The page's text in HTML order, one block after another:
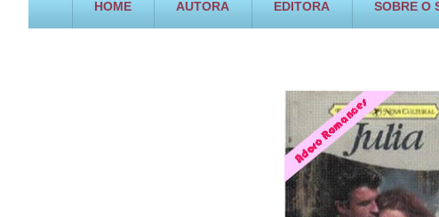
HOME AUTORA EDITORA SOBRE O